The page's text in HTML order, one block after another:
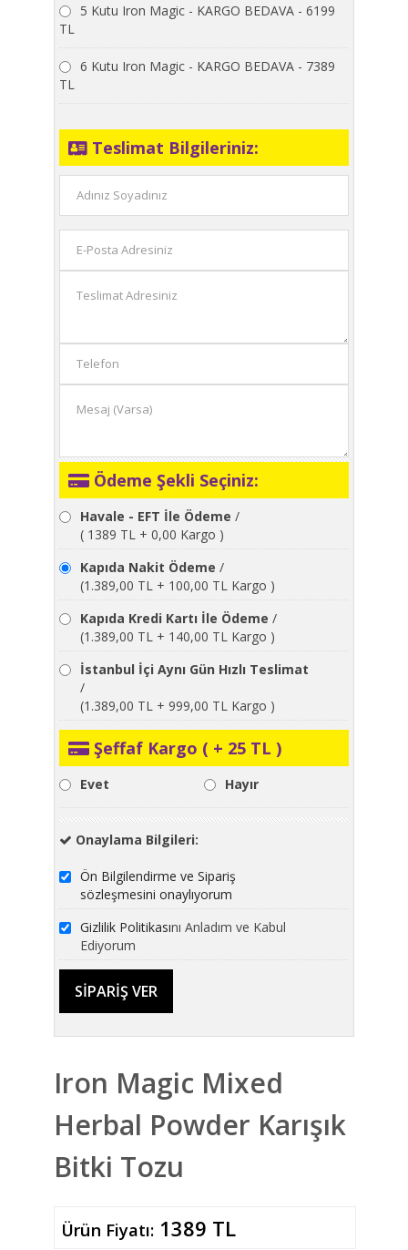
5 Kutu Iron Magic - KARGO BEDAVA - 6199
TL
6 Kutu Iron Magic - KARGO BEDAVA - 7389
TL
Teslimat Bilgileriniz:
Ödeme Şekli Seçiniz:
Havale - EFT İle Ödeme /
( 1389 TL + 0,00 Kargo )
Kapıda Nakit Ödeme /
(1.389,00 TL + 100,00 TL Kargo )
Kapıda Kredi Kartı İle Ödeme /
(1.389,00 TL + 140,00 TL Kargo )
İstanbul İçi Aynı Gün Hızlı Teslimat
/
(1.389,00 TL + 999,00 TL Kargo )
Şeffaf Kargo ( + 25 TL )
Evet Hayır
Onaylama Bilgileri:
Ön Bilgilendirme ve Sipariş
sözleşmesini onaylıyorum
Gizlilik Politikasını Anladım ve Kabul
Ediyorum
Iron Magic Mixed
Herbal Powder Karışık
Bitki Tozu
Ürün Fiyatı:1389 TL